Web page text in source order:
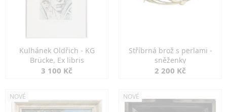
Kulhánek Oldřich - KG
Brücke, Ex libris
3 100 Kč
Stříbrná brož s perlami -
sněženky
2 200 Kč
NOVÉ NOVÉ